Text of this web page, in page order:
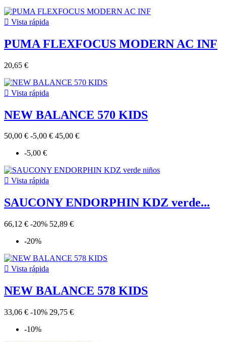
 Vista rápida
PUMA FLEXFOCUS MODERN AC INF
20,65 €
 Vista rápida
NEW BALANCE 570 KIDS
50,00 € -5,00 € 45,00 €
-5,00 €
 Vista rápida
SAUCONY ENDORPHIN KDZ verde...
66,12 € -20% 52,89 €
-20%
 Vista rápida
NEW BALANCE 578 KIDS
33,06 € -10% 29,75 €
-10%